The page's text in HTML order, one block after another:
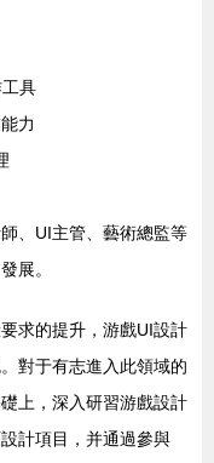
具
力
、UI主管、藝術總監等
展。
求的提升，游戲UI設計
對于有志進入此領域的
上，深入研習游戲設計
計項目，并通過參與